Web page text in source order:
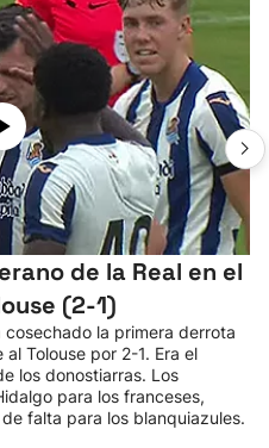
de la Real en el
(2-1)
la primera derrota
Tolouse por 2-1. Era el
los donostiarras. Los
para los franceses,
falta para los blanquiazules.